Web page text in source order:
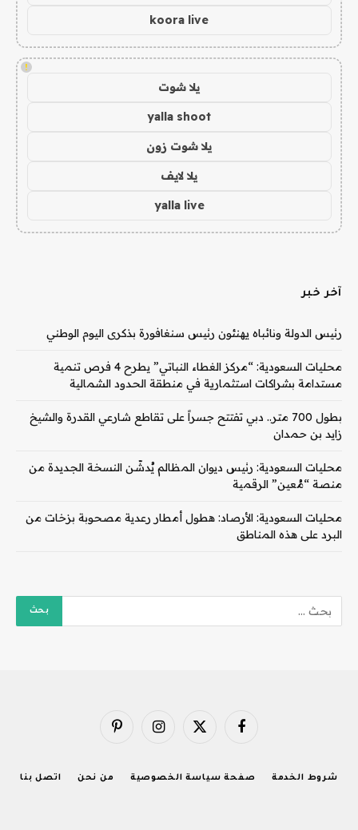
koora live
!
يلا شوت
yalla shoot
يلا شوت زون
يلا لايف
yalla live
آخر خبر
رئيس الدولة ونائباه يهنئون رئيس سنغافورة بذكرى اليوم الوطني
محليات السعودية: “مركز الغطاء النباتي” يطرح 4 فرص تنمية
مستدامة بشراكات استثمارية في منطقة الحدود الشمالية
بطول 700 متر.. دبي تفتتح جسراً على تقاطع شارعي القدرة والشيخ
زايد بن حمدان
محليات السعودية: رئيس ديوان المظالم يُدشّن النسخة الجديدة من
منصة “مُعين” الرقمية
محليات السعودية: الأرصاد: هطول أمطار رعدية مصحوبة بزخات من
البرد على هذه المناطق
فيسبوك X
الانستغرامبينتيريست
شروط الخدمة صفحة سياسة الخصوصية من نحن اتصل بنا